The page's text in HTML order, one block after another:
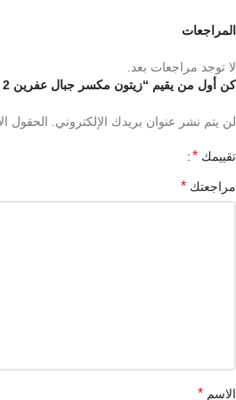
المراجعات
لا توجد مراجعات بعد.
كن أول من يقيم “زيتون مكسر جبال عفرين 2 كيلو”
لن يتم نشر عنوان بريدك الإلكتروني. الحقول
تقييمك *
مراجعتك *
الاسم *